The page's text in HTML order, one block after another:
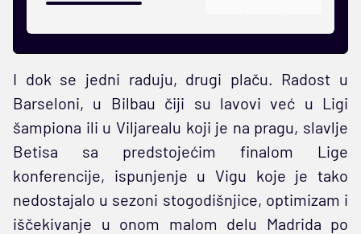
I dok se jedni raduju, drugi plaču. Radost u
Barseloni, u Bilbau čiji su lavovi već u Ligi
šampiona ili u Viljarealu koji je na pragu, slavlje
Betisa sa predstojećim finalom Lige
konferencije, ispunjenje u Vigu koje je tako
nedostajalo u sezoni stogodišnjice, optimizam i
iščekivanje u onom malom delu Madrida po